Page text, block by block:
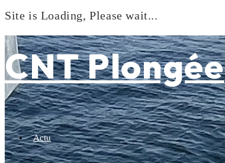
Site is Loading, Please wait...
to
content
CNT Plongée
Actu